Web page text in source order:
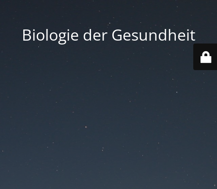
Biologie der Gesundheit